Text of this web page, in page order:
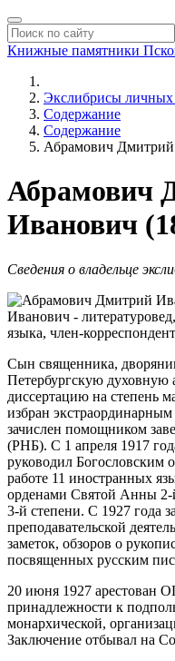
Книжные памятники
Экслибрисы личных
Содержание
Содержание
Абрамович
Абрамович
Иванович
Сведения о владельце
Иванович -
языка, член-
Сын священника,
Петербургскую духовную
диссертацию на степень
избран
зачислен помощником
(РНБ). С 1 апреля 1917
руководил Богословским
работе 11 иностранных
орденами Святой Анны 2-
3-й степени. С 1927 года
преподавательской
заметок, обзоров о
посвященных русским
20 июня 1927 арестован
принадлежности к
монархической,
Заключение отбывал на